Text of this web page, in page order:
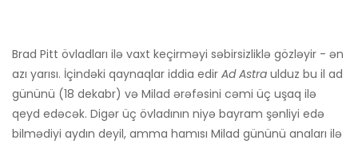
Brad Pitt övladları ilə vaxt keçirməyi səbirsizliklə gözləyir - ən
azı yarısı. İçindəki qaynaqlar iddia edir Ad Astra ulduz bu il ad
gününü (18 dekabr) və Milad ərəfəsini cəmi üç uşaq ilə
qeyd edəcək. Digər üç övladının niyə bayram şənliyi edə
bilmədiyi aydın deyil, amma hamısı Milad gününü anaları ilə